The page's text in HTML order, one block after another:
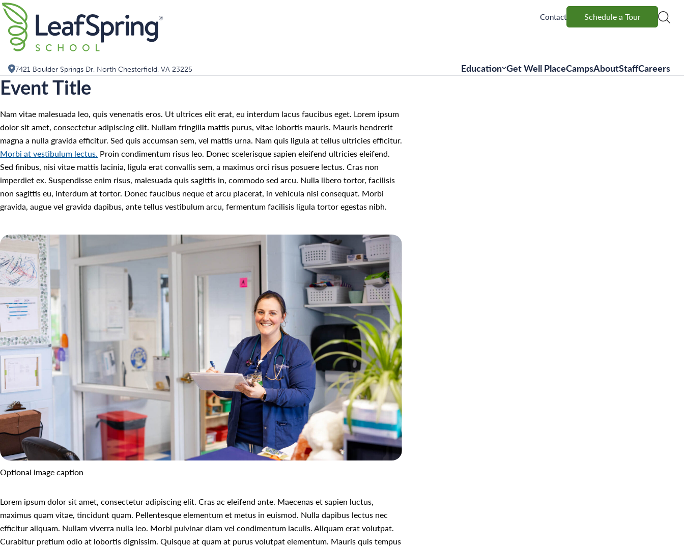
Skip
to
content
7421 Boulder Springs Dr, North Chesterfield, VA 23225
Contact Schedule a Tour
Education Get Well PlaceCampsAboutStaffCareers
Schedule a Tour
Event Title
Nam vitae malesuada leo, quis venenatis eros. Ut ultrices elit erat, eu interdum lacus faucibus eget. Lorem ipsum
dolor sit amet, consectetur adipiscing elit. Nullam fringilla mattis purus, vitae lobortis mauris. Mauris hendrerit
magna a nulla gravida efficitur. Sed quis accumsan sem, vel mattis urna. Nam quis ligula at tellus ultricies efficitur.
Morbi at vestibulum lectus. Proin condimentum risus leo. Donec scelerisque sapien eleifend ultricies eleifend.
Sed finibus, nisi vitae mattis lacinia, ligula erat convallis sem, a maximus orci risus posuere lectus. Cras non
imperdiet ex. Suspendisse enim risus, malesuada quis sagittis in, commodo sed arcu. Nulla libero tortor, facilisis
non sagittis eu, interdum at tortor. Donec faucibus neque et arcu placerat, in vehicula nisi consequat. Morbi
gravida, augue vel gravida dapibus, ante tellus vestibulum arcu, fermentum facilisis ligula tortor egestas nibh.
Optional image caption
Lorem ipsum dolor sit amet, consectetur adipiscing elit. Cras ac eleifend ante. Maecenas et sapien luctus,
maximus quam vitae, tincidunt quam. Pellentesque elementum et metus in euismod. Nulla dapibus lectus nec
efficitur aliquam. Nullam viverra nulla leo. Morbi pulvinar diam vel condimentum iaculis. Aliquam erat volutpat.
Curabitur pretium odio at lobortis dignissim. Quisque at quam at purus volutpat elementum. Mauris quis tempus
Search for: